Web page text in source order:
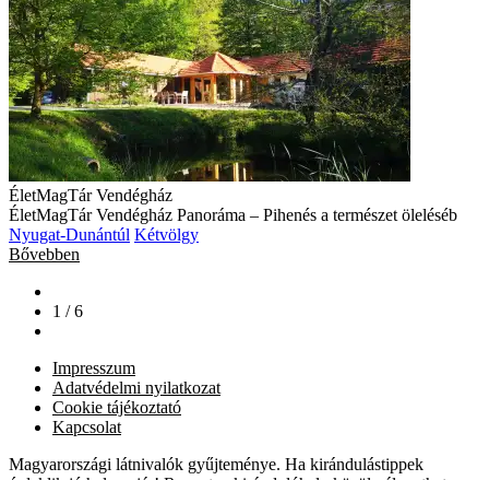
ÉletMagTár Vendégház
ÉletMagTár Vendégház Panoráma – Pihenés a természet öleléséb
Nyugat-Dunántúl Kétvölgy
Bővebben
1 / 6
Impresszum
Adatvédelmi nyilatkozat
Cookie tájékoztató
Kapcsolat
Magyarországi látnivalók gyűjteménye. Ha kirándulástippek